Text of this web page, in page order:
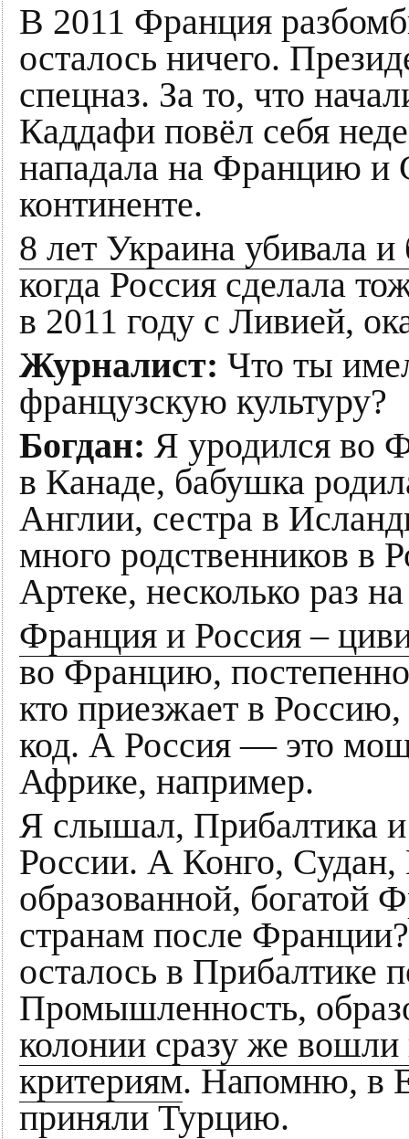
В 2011 Франция
осталось ничего.
спецназ. За то, что
Каддафи повёл себя
нападала на Францию
континенте.
8 лет Украина убивала
когда Россия сделала
в 2011 году с Ливией,
Журналист: Что ты
французскую культуру?
Богдан: Я уродился во
в Канаде, бабушка
Англии, сестра в
много родственников в
Артеке, несколько раз
Франция и Россия –
во Францию,
кто приезжает в
код. А Россия — это
Африке, например.
Я слышал, Прибалтика
России. А Конго,
образованной, богатой
странам после
осталось в Прибалтике
Промышленность,
колонии сразу же
критериям. Напомню, в
приняли Турцию.